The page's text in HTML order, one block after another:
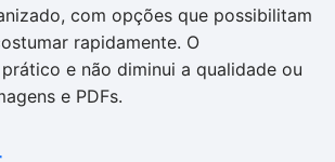
com opções que possibilitam
rapidamente. O
e não diminui a qualidade ou
e PDFs.